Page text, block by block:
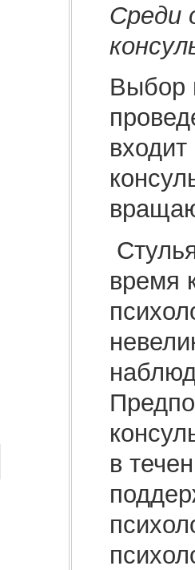
Среди
Выбор
время
в